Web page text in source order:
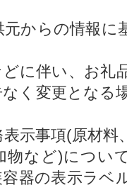
からの情報に
に伴い、お礼
く変更となる
示事項(原材料
物など)につい
器の表示ラベ